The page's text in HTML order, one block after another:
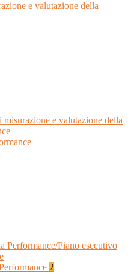
e valutazione della
misurazione e valutazione della
Performance/Piano esecutivo
2